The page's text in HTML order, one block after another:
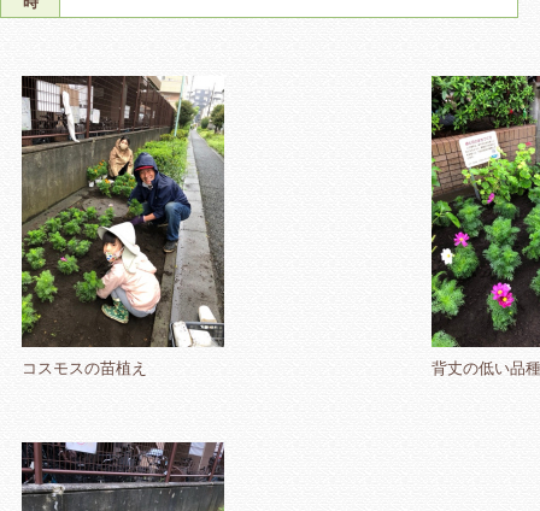
コスモスの苗植え 背丈の低い品